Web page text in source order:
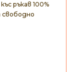
ръкав 100%
свободно